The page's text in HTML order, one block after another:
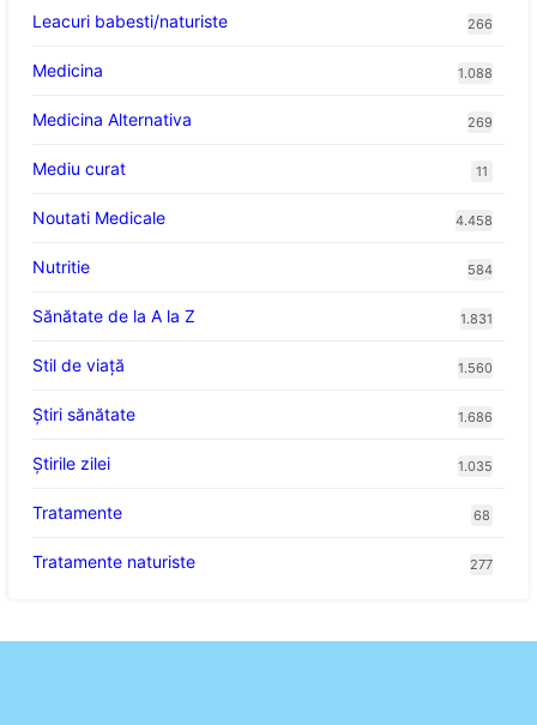
Leacuri babesti/naturiste 266
Medicina 1.088
Medicina Alternativa 269
Mediu curat 11
Noutati Medicale 4.458
Nutritie 584
Sănătate de la A la Z 1.831
Stil de viaţă 1.560
Ştiri sănătate 1.686
Știrile zilei 1.035
Tratamente 68
Tratamente naturiste 277